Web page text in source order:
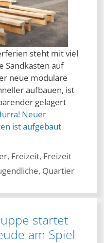
steht mit viel
Sandkasten auf
neue modulare
aufbauen, ist
gelagert
Neuer
ist aufgebaut
, Freizeit, Freizeit
, Quartier
startet
am Spiel